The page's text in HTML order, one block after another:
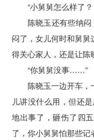
“小舅舅怎么样了？
陈晓玉还有些纳闷
闷了，女儿何时和舅
得关心家人，还是让陈
“你舅舅没事……”
陈晓玉一边开车
儿讲没什么用，但还
地出事了，砸伤了四
了，你小舅舅怕那些